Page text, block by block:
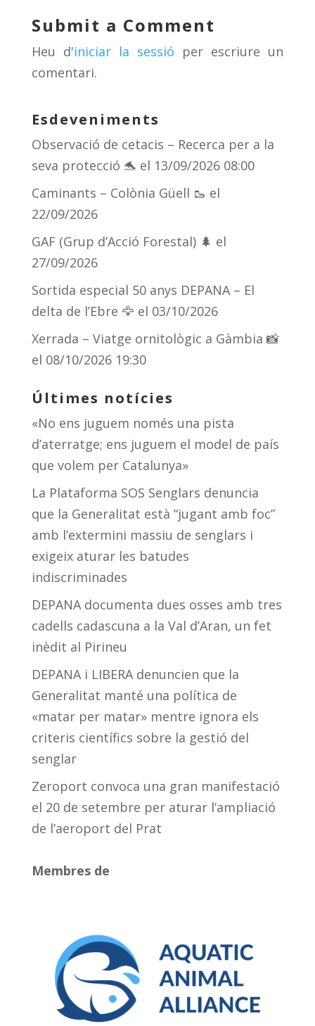
y d
s
a
m
ar
te
ix
Submit a Comment
Heu d'iniciar la sessió per escriure un
comentari.
Esdeveniments
Observació de cetacis – Recerca per a la
seva protecció 🐬 el 13/09/2026 08:00
Caminants – Colònia Güell 🥾 el
22/09/2026
GAF (Grup d’Acció Forestal) 🌲 el
27/09/2026
Sortida especial 50 anys DEPANA – El
delta de l’Ebre 🦅 el 03/10/2026
Xerrada – Viatge ornitològic a Gàmbia 📸
el 08/10/2026 19:30
Últimes notícies
«No ens juguem només una pista
d’aterratge; ens juguem el model de país
que volem per Catalunya»
La Plataforma SOS Senglars denuncia
que la Generalitat està “jugant amb foc”
amb l’extermini massiu de senglars i
exigeix aturar les batudes
indiscriminades
DEPANA documenta dues osses amb tres
cadells cadascuna a la Val d’Aran, un fet
inèdit al Pirineu
DEPANA i LIBERA denuncien que la
Generalitat manté una política de
«matar per matar» mentre ignora els
criteris científics sobre la gestió del
senglar
Zeroport convoca una gran manifestació
el 20 de setembre per aturar l’ampliació
de l’aeroport del Prat
Membres de